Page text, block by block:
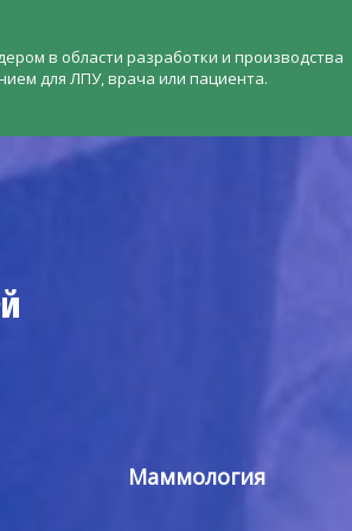
на основе инновационных разработок, а
в области разработки и производства
для ЛПУ, врача или пациента.
на основе инновационных разработок, а
Маммология